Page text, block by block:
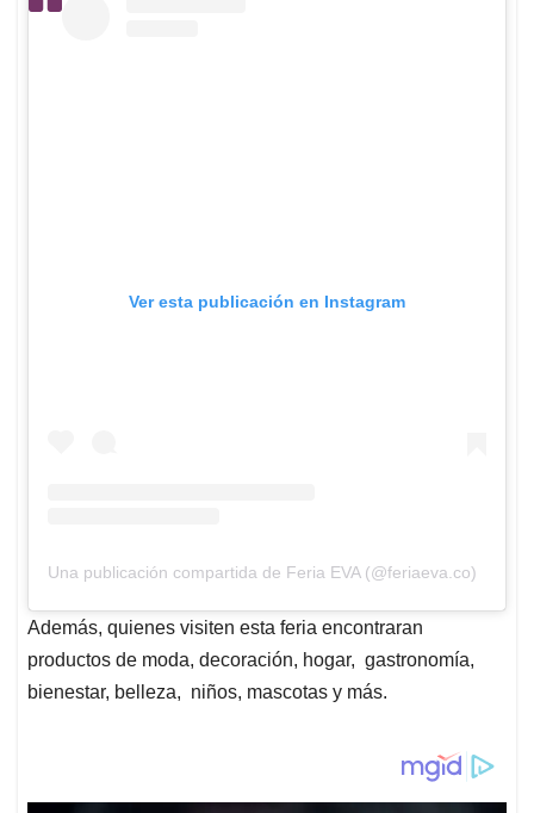
Ver esta publicación en Instagram
Una publicación compartida de Feria EVA (@feriaeva.co)
Además, quienes visiten esta feria encontraran
productos de moda, decoración, hogar, gastronomía,
bienestar, belleza, niños, mascotas y más.